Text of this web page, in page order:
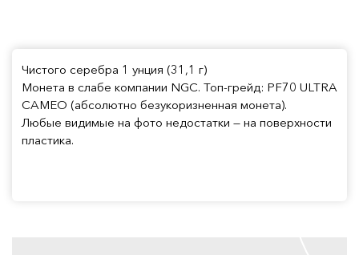
Чистого серебра 1 унция (31,1 г)
Монета в слабе компании NGC. Топ-грейд: PF70 ULTRA
CAMEO (абсолютно безукоризненная монета).
Любые видимые на фото недостатки — на поверхности
пластика.